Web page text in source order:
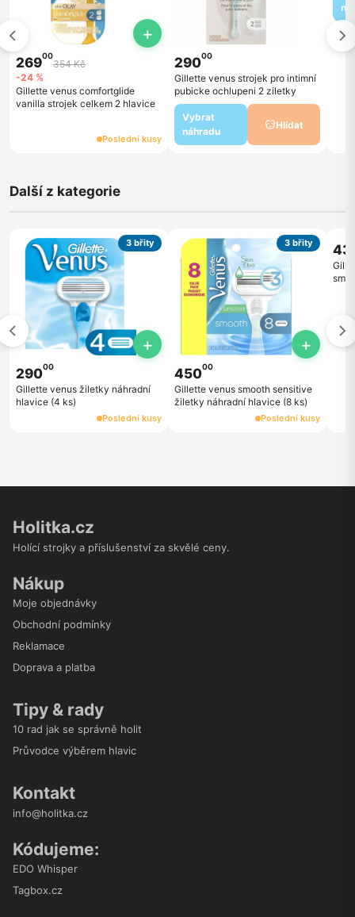
+
26900
354 Kč
-24 %
Gillette venus comfortglide
vanilla strojek celkem 2 hlavice
Poslední kusy
29000
Gillette venus strojek pro intimní
pubicke ochlupeni 2 ziletky
Vybrat
náhradu
Hlídat
Další z kategorie
3 břity
+
29000
Gillette venus žiletky náhradní
hlavice (4 ks)
Poslední kusy
3 břity
+
45000
Gillette venus smooth sensitive
žiletky náhradní hlavice (8 ks)
Poslední kusy
Holitka.cz
Holící strojky a příslušenství za skvělé ceny.
Nákup
Moje objednávky
Obchodní podmínky
Reklamace
Doprava a platba
Tipy & rady
10 rad jak se správně holit
Průvodce výběrem hlavic
Kontakt
info@holitka.cz
Kódujeme:
EDO Whisper
Tagbox.cz